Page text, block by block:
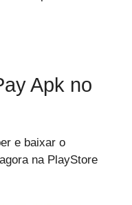
Apk no
e baixar o
na PlayStore